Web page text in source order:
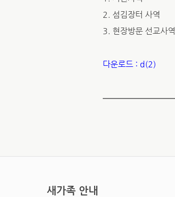
2. 섬김장터 사역
3. 현장방문 선교사역
다운로드 : d(2)
새가족 안내